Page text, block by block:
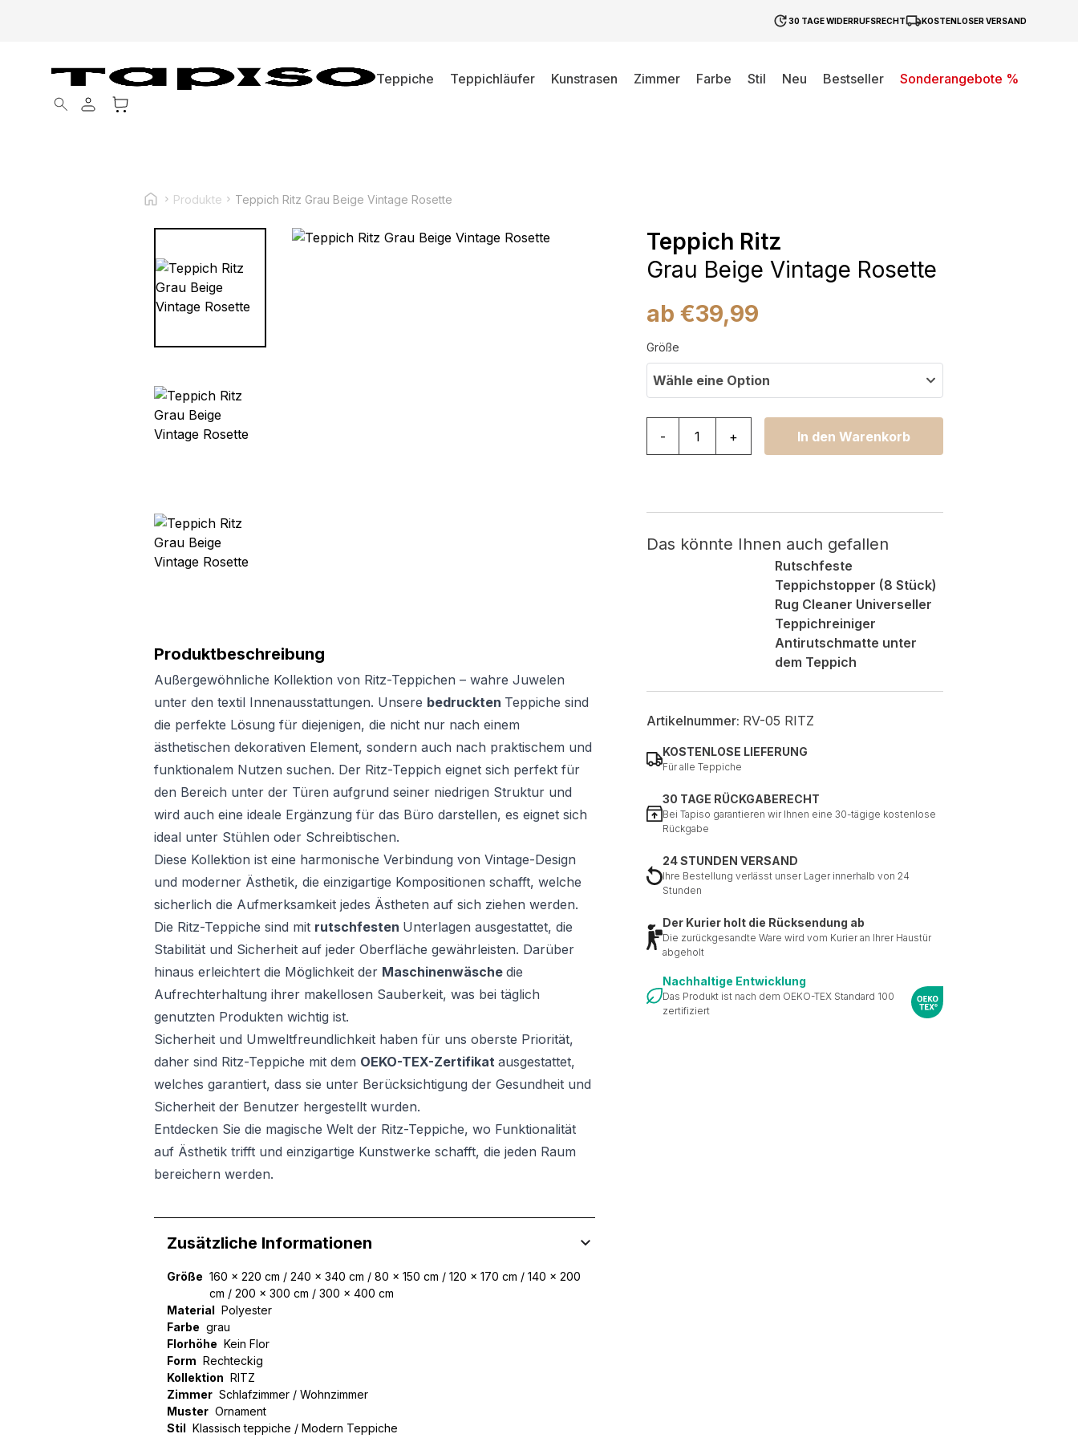
30 TAGE WIDERRUFSRECHT KOSTENLOSER VERSAND
Teppiche Teppichläufer Kunstrasen Zimmer Farbe Stil Neu Bestseller
Sonderangebote %
Products search
Produkte Teppich Ritz Grau Beige Vintage Rosette
Produktbeschreibung
Außergewöhnliche Kollektion von Ritz-Teppichen – wahre Juwelen
unter den textil Innenausstattungen. Unsere bedruckten Teppiche sind
die perfekte Lösung für diejenigen, die nicht nur nach einem
ästhetischen dekorativen Element, sondern auch nach praktischem und
funktionalem Nutzen suchen. Der Ritz-Teppich eignet sich perfekt für
den Bereich unter der Türen aufgrund seiner niedrigen Struktur und
wird auch eine ideale Ergänzung für das Büro darstellen, es eignet sich
ideal unter Stühlen oder Schreibtischen.
Diese Kollektion ist eine harmonische Verbindung von Vintage-Design
und moderner Ästhetik, die einzigartige Kompositionen schafft, welche
sicherlich die Aufmerksamkeit jedes Ästheten auf sich ziehen werden.
Die Ritz-Teppiche sind mit rutschfesten Unterlagen ausgestattet, die
Stabilität und Sicherheit auf jeder Oberfläche gewährleisten. Darüber
hinaus erleichtert die Möglichkeit der Maschinenwäsche die
Aufrechterhaltung ihrer makellosen Sauberkeit, was bei täglich
genutzten Produkten wichtig ist.
Sicherheit und Umweltfreundlichkeit haben für uns oberste Priorität,
daher sind Ritz-Teppiche mit dem OEKO-TEX-Zertifikat ausgestattet,
welches garantiert, dass sie unter Berücksichtigung der Gesundheit und
Sicherheit der Benutzer hergestellt wurden.
Entdecken Sie die magische Welt der Ritz-Teppiche, wo Funktionalität
auf Ästhetik trifft und einzigartige Kunstwerke schafft, die jeden Raum
bereichern werden.
Teppich Ritz
Grau Beige Vintage Rosette
ab €39,99
Größe
Wähle eine Option
- + In den Warenkorb
Das könnte Ihnen auch gefallen
Rutschfeste
Teppichstopper (8 Stück)
Rug Cleaner Universeller
Teppichreiniger
Antirutschmatte unter
dem Teppich
Artikelnummer: RV-05 RITZ
KOSTENLOSE LIEFERUNG
Für alle Teppiche
30 TAGE RÜCKGABERECHT
Bei Tapiso garantieren wir Ihnen eine 30-tägige kostenlose
Rückgabe
24 STUNDEN VERSAND
Ihre Bestellung verlässt unser Lager innerhalb von 24
Stunden
Der Kurier holt die Rücksendung ab
Die zurückgesandte Ware wird vom Kurier an Ihrer Haustür
abgeholt
Nachhaltige Entwicklung
Das Produkt ist nach dem OEKO-TEX Standard 100
zertifiziert
Zusätzliche Informationen
Größe 160 x 220 cm / 240 x 340 cm / 80 x 150 cm / 120 x 170 cm / 140 x 200
cm / 200 x 300 cm / 300 x 400 cm
Material Polyester
Farbe grau
Florhöhe Kein Flor
Form Rechteckig
Kollektion RITZ
Zimmer Schlafzimmer / Wohnzimmer
Muster Ornament
Stil Klassisch teppiche / Modern Teppiche